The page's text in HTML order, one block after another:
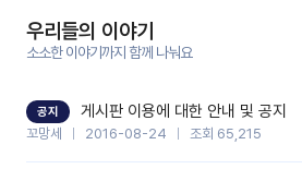
을 많이 하는데,꼬망봇 덕분에 고민하
안심시킬 수 있었습니다.이 부분은 꼬
입니다.학부모님께 전화를 드리기 전
성 있는 교사가 되어 대화를 나눌 수
기능을 개발해 주셔서 감사합니다.
우리들의 이야기
소소한 이야기까지 함께 나눠요
공지 게시판 이용에 대한 안내 및 공지
꼬망세 2016-08-24 조회 65,215